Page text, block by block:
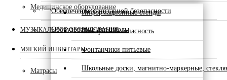
Обеспечение санитарной безопасности
Оборудование для школы
Информационные стенды
Пожарная безопасность
Фонтанчики питьевые
Школьные доски, магнитно-маркерные,
Медицинское оборудование
МУЗЫКАЛЬНОЕ ОБОРУДОВАНИЕ
МЯГКИЙ ИНВЕНТАРЬ
Матрасы